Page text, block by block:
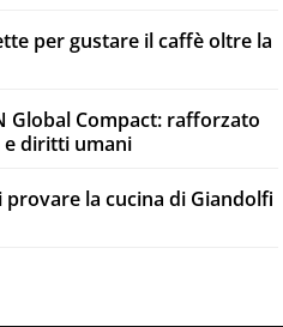
per gustare il caffè oltre la
Global Compact: rafforzato
e diritti umani
provare la cucina di Giandolfi